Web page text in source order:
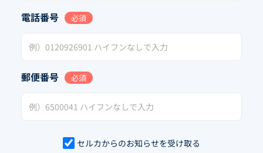
電話番号 必須
郵便番号 必須
セルカからのお知らせを受け取る